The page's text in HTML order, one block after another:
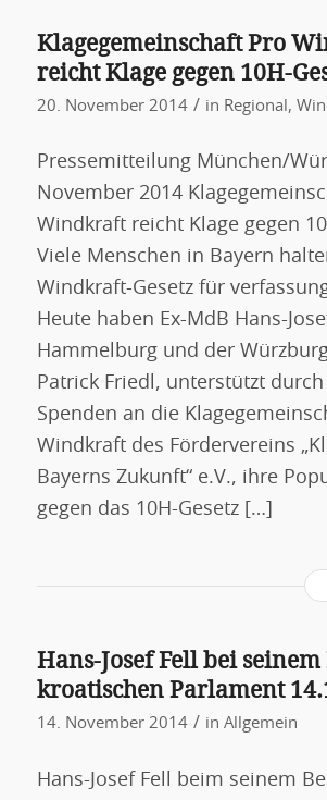
Klagegemeinschaft Pro
reicht Klage gegen 10H-
20. November 2014 / in Regional ,
Pressemitteilung München/
November 2014
Windkraft reicht Klage gegen
Viele Menschen in Bayern
Windkraft-Gesetz für
Heute haben Ex-MdB Hans-
Hammelburg und der
Patrick Friedl, unterstützt
Spenden an die
Windkraft des Fördervereins
Bayerns Zukunft“ e.V., ihre
gegen das 10H-Gesetz […]
Hans-Josef Fell bei
kroatischen Parlament
14. November 2014 / in Allgemein
Hans-Josef Fell beim seinem